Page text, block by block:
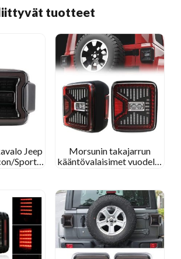
liittyvät tuotteet
Jeep
Sport S
Morsunin takajarrun
kääntövalaisimet vuodelle